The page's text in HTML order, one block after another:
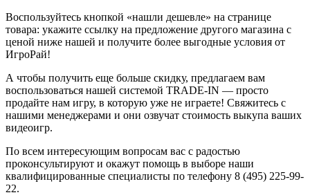
Воспользуйтесь кнопкой «нашли дешевле» на странице
товара: укажите ссылку на предложение другого магазина с
ценой ниже нашей и получите более выгодные условия от
ИгроРай!
А чтобы получить еще больше скидку, предлагаем вам
воспользоваться нашей системой TRADE-IN — просто
продайте нам игру, в которую уже не играете! Свяжитесь с
нашими менеджерами и они озвучат стоимость выкупа ваших
видеоигр.
По всем интересующим вопросам вас с радостью
проконсультируют и окажут помощь в выборе наши
квалифицированные специалисты по телефону 8 (495) 225-99-
22.